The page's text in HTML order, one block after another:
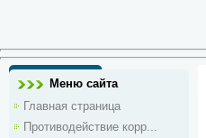
Меню сайта
Главная страница
Противодействие корр...